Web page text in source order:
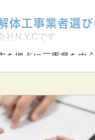
体工事業者選び
社N.Y.Cです。
を拠点に三重県を中
ます。
。